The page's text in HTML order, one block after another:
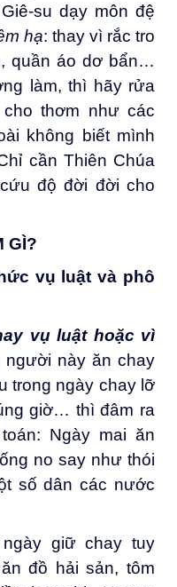
su dạy môn đệ
hạ: thay vì rắc tro
quần áo dơ bẩn…
làm, thì hãy rửa
thơm như các
không biết mình
cần Thiên Chúa
độ đời đời cho
GÌ?
vụ luật và phô
vụ luật hoặc vì
người này ăn chay
trong ngày chay lỡ
giờ… thì đâm ra
Ngày mai ăn
no say như thói
số dân các nước
giữ chay tuy
đồ hải sản, tôm